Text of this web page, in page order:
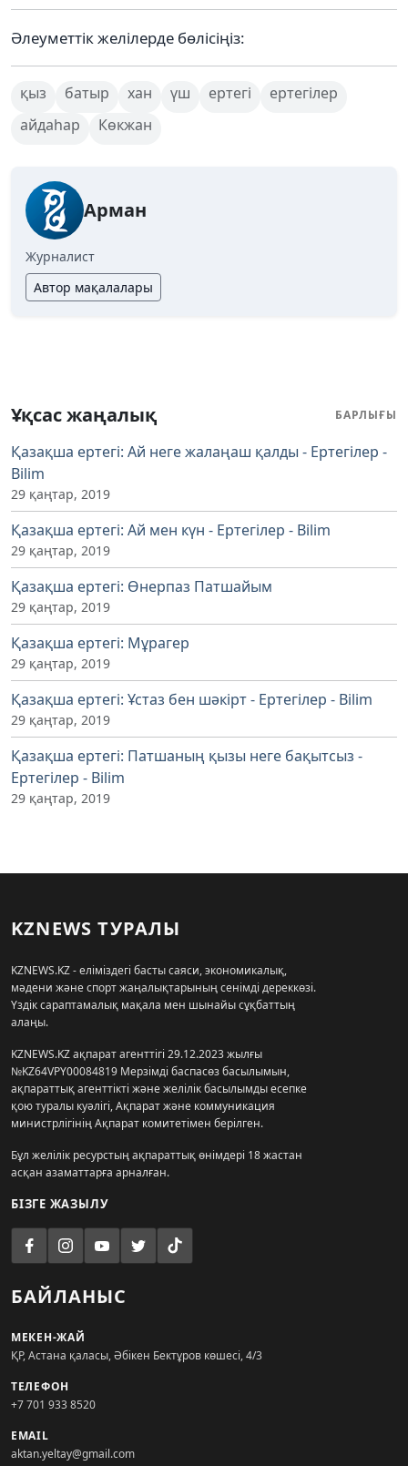
Әлеуметтік желілерде бөлісіңіз:
қыз батыр хан үш ертегі
ертегілер
айдаһар
Көкжан
Арман
Журналист
Автор мақалалары
Ұқсас жаңалық БАРЛЫҒЫ
Қазақша ертегі: Ай неге жалаңаш қалды - Ертегілер -
Bilim
29 қаңтар, 2019
Қазақша ертегі: Ай мен күн - Ертегілер - Bilim
29 қаңтар, 2019
Қазақша ертегі: Өнерпаз Патшайым
29 қаңтар, 2019
Қазақша ертегі: Мұрагер
29 қаңтар, 2019
Қазақша ертегі: Ұстаз бен шәкірт - Ертегілер - Bilim
29 қаңтар, 2019
Қазақша ертегі: Патшаның қызы неге бақытсыз -
Ертегілер - Bilim
29 қаңтар, 2019
KZNEWS ТУРАЛЫ
KZNEWS.KZ - еліміздегі басты саяси, экономикалық,
мәдени және спорт жаңалықтарының сенімді дереккөзі.
Үздік сараптамалық мақала мен шынайы сұқбаттың
алаңы.
KZNEWS.KZ ақпарат агенттігі 29.12.2023 жылғы
№KZ64VPY00084819 Мерзімді баспасөз басылымын,
ақпараттық агенттікті және желілік басылымды есепке
қою туралы куәлігі, Ақпарат және коммуникация
министрлігінің Ақпарат комитетімен берілген.
Бұл желілік ресурстың ақпараттық өнімдері 18 жастан
асқан азаматтарға арналған.
БІЗГЕ ЖАЗЫЛУ
БАЙЛАНЫС
МЕКЕН-ЖАЙ
ҚР, Астана қаласы, Әбікен Бектұров көшесі, 4/3
ТЕЛЕФОН
+7 701 933 8520
EMAIL
aktan.yeltay@gmail.com